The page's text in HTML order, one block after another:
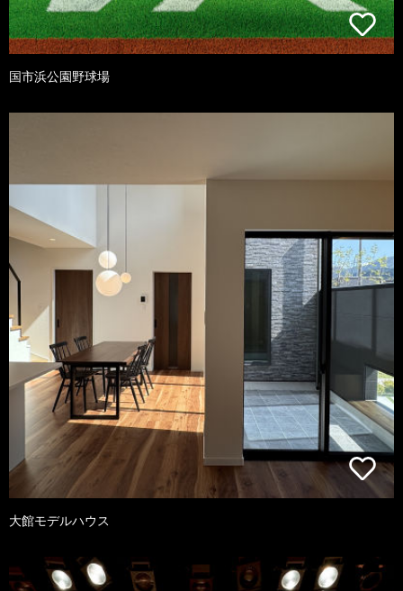
国市浜公園野球場
大館モデルハウス